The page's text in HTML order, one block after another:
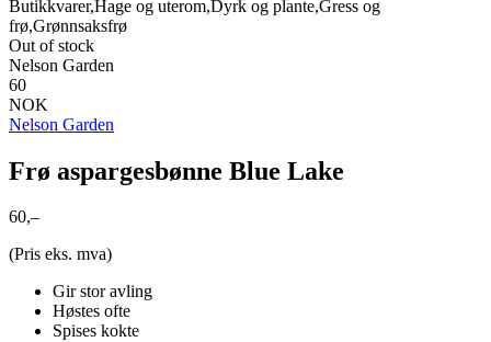
Butikkvarer,Hage og uterom,Dyrk og plante,Gress og
frø,Grønnsaksfrø
Out of stock
Nelson Garden
60
NOK
Nelson Garden
Frø aspargesbønne Blue Lake
60,–
(Pris eks. mva)
Gir stor avling
Høstes ofte
Spises kokte